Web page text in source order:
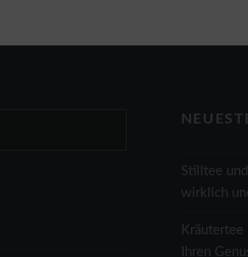
Stilltee
wirklich
Ihren